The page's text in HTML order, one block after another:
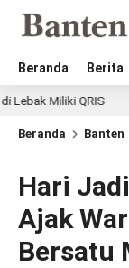
Beranda Berita
QRIS 16
Beranda Banten
Hari
Ajak
Bersatu